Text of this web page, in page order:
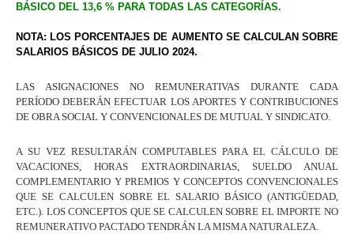
BÁSICO DEL 13,6 % PARA TODAS LAS CATEGORÍAS.
NOTA: LOS PORCENTAJES DE AUMENTO SE CALCULAN SOBRE
SALARIOS BÁSICOS DE JULIO 2024.
LAS ASIGNACIONES NO REMUNERATIVAS DURANTE CADA
PERÍODO DEBERÁN EFECTUAR LOS APORTES Y CONTRIBUCIONES
DE OBRA SOCIAL Y CONVENCIONALES DE MUTUAL Y SINDICATO.
A SU VEZ RESULTARÁN COMPUTABLES PARA EL CÁLCULO DE
VACACIONES, HORAS EXTRAORDINARIAS, SUELDO ANUAL
COMPLEMENTARIO Y PREMIOS Y CONCEPTOS CONVENCIONALES
QUE SE CALCULEN SOBRE EL SALARIO BÁSICO (ANTIGÜEDAD,
ETC.). LOS CONCEPTOS QUE SE CALCULEN SOBRE EL IMPORTE NO
REMUNERATIVO PACTADO TENDRÁN LA MISMA NATURALEZA.